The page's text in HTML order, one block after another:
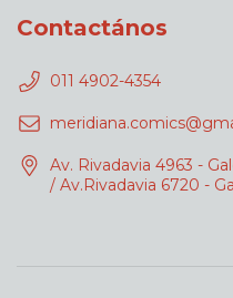
Contactános
011 4902-4354
Av. Rivadavia 4963 -
/ Av.Rivadavia 6720 -